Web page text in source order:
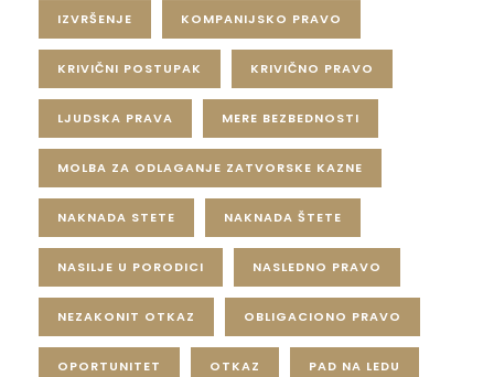
IZVRŠENJE KOMPANIJSKO PRAVO
KRIVIČNI POSTUPAK KRIVIČNO PRAVO
LJUDSKA PRAVA MERE BEZBEDNOSTI
MOLBA ZA ODLAGANJE ZATVORSKE KAZNE
NAKNADA STETE NAKNADA ŠTETE
NASILJE U PORODICI NASLEDNO PRAVO
NEZAKONIT OTKAZ OBLIGACIONO PRAVO
OPORTUNITET OTKAZ PAD NA LEDU